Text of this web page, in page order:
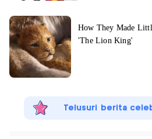
Telusuri berita